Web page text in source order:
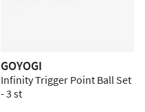
GOYOGI
Infinity Trigger Point Ball Set
- 3 st